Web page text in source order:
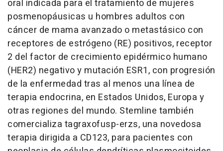
oral indicada para el tratamiento de mujeres
posmenopáusicas u hombres adultos con
cáncer de mama avanzado o metastásico con
receptores de estrógeno (RE) positivos, receptor
2 del factor de crecimiento epidérmico humano
(HER2) negativo y mutación ESR1, con progresión
de la enfermedad tras al menos una línea de
terapia endocrina, en Estados Unidos, Europa y
otras regiones del mundo. Stemline también
comercializa tagraxofusp-erzs, una novedosa
terapia dirigida a CD123, para pacientes con